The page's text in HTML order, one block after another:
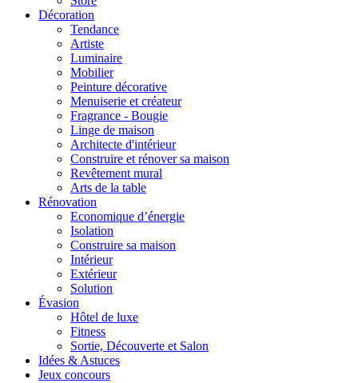
Décoration
Tendance
Artiste
Luminaire
Mobilier
Peinture décorative
Menuiserie et créateur
Fragrance - Bougie
Linge de maison
Architecte d'intérieur
Construire et rénover sa maison
Revêtement mural
Arts de la table
Rénovation
Economique d’énergie
Isolation
Construire sa maison
Intérieur
Extérieur
Solution
Évasion
Hôtel de luxe
Fitness
Sortie, Découverte et Salon
Idées & Astuces
Jeux concours